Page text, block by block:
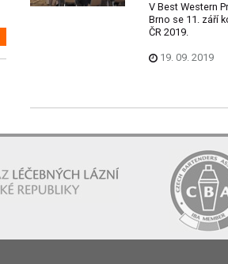
V Best Western
Brno se 11. září
ČR 2019.
19. 09. 2019